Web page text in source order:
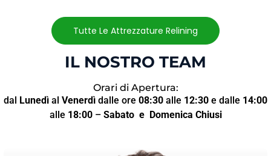
Tutte Le Attrezzature Relining
IL NOSTRO TEAM
Orari di Apertura:
dal Lunedì al Venerdì dalle ore 08:30 alle 12:30 e dalle 14:00
alle 18:00– Sabato e Domenica Chiusi